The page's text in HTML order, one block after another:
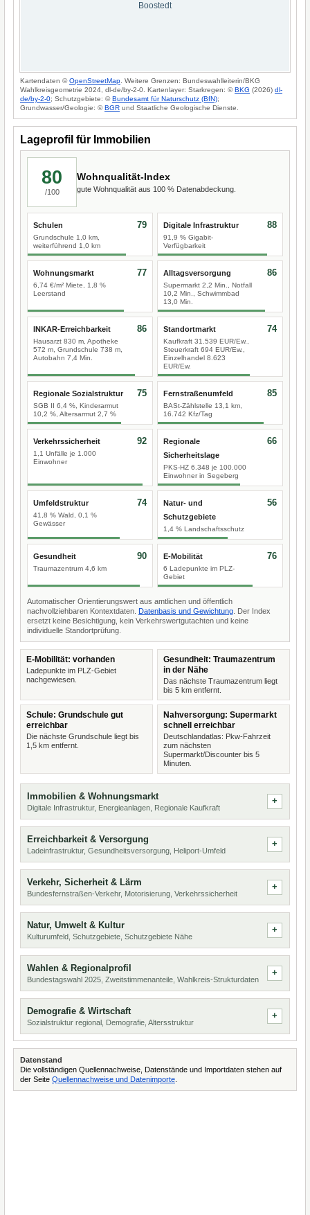
Boostedt
Kartendaten ©OpenStreetMap . Weitere Grenzen: Bundeswahlleiterin/BKG
Wahlkreisgeometrie 2024, dl-de/by-2-0. Kartenlayer: Starkregen: ©BKG (2026) dl-
de/by-2-0; Schutzgebiete: ©Bundesamt für Naturschutz (BfN);
Grundwasser/Geologie: ©BGR und Staatliche Geologische Dienste.
Lageprofil für Immobilien
80
/100
Wohnqualität-Index
gute Wohnqualität aus 100 % Datenabdeckung.
Schulen
Grundschule 1,0 km,
weiterführend 1,0 km
79 Digitale Infrastruktur
91,9 % Gigabit-
Verfügbarkeit
88
Wohnungsmarkt
6,74 €/m² Miete, 1,8 %
Leerstand
77 Alltagsversorgung
Supermarkt 2,2 Min., Notfall
10,2 Min., Schwimmbad
13,0 Min.
86
INKAR-Erreichbarkeit
Hausarzt 830 m, Apotheke
572 m, Grundschule 738 m,
Autobahn 7,4 Min.
86 Standortmarkt
Kaufkraft 31.539 EUR/Ew.,
Steuerkraft 694 EUR/Ew.,
Einzelhandel 8.623
EUR/Ew.
74
Regionale Sozialstruktur
SGB II 6,4 %, Kinderarmut
10,2 %, Altersarmut 2,7 %
75 Fernstraßenumfeld
BASt-Zählstelle 13,1 km,
16.742 Kfz/Tag
85
Verkehrssicherheit
1,1 Unfälle je 1.000
Einwohner
92
Regionale
Sicherheitslage
PKS-HZ 6.348 je 100.000
Einwohner in Segeberg
66
Umfeldstruktur
41,8 % Wald, 0,1 %
Gewässer
74
Natur- und
Schutzgebiete
1,4 % Landschaftsschutz
56
Gesundheit
Traumazentrum 4,6 km
90 E-Mobilität
6 Ladepunkte im PLZ-
Gebiet
76
Automatischer Orientierungswert aus amtlichen und öffentlich
nachvollziehbaren Kontextdaten. Datenbasis und Gewichtung . Der Index
ersetzt keine Besichtigung, kein Verkehrswertgutachten und keine
individuelle Standortprüfung.
E-Mobilität: vorhanden
Ladepunkte im PLZ-Gebiet
nachgewiesen.
Gesundheit: Traumazentrum
in der Nähe
Das nächste Traumazentrum liegt
bis 5 km entfernt.
Schule: Grundschule gut
erreichbar
Die nächste Grundschule liegt bis
1,5 km entfernt.
Nahversorgung: Supermarkt
schnell erreichbar
Deutschlandatlas: Pkw-Fahrzeit
zum nächsten
Supermarkt/Discounter bis 5
Minuten.
Immobilien & Wohnungsmarkt
Digitale Infrastruktur, Energieanlagen, Regionale Kaufkraft
Erreichbarkeit & Versorgung
Ladeinfrastruktur, Gesundheitsversorgung, Heliport-Umfeld
Verkehr, Sicherheit & Lärm
Bundesfernstraßen-Verkehr, Motorisierung, Verkehrssicherheit
Natur, Umwelt & Kultur
Kulturumfeld, Schutzgebiete, Schutzgebiete Nähe
Wahlen & Regionalprofil
Bundestagswahl 2025, Zweitstimmenanteile, Wahlkreis-Strukturdaten
Demografie & Wirtschaft
Sozialstruktur regional, Demografie, Altersstruktur
Datenstand
Die vollständigen Quellennachweise, Datenstände und Importdaten stehen auf
der Seite Quellennachweise und Datenimporte